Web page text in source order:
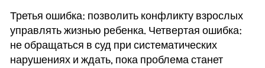
Третья ошибка: позволить конфликту взрослых
управлять жизнью ребенка. Четвертая ошибка:
не обращаться в суд при систематических
нарушениях и ждать, пока проблема станет